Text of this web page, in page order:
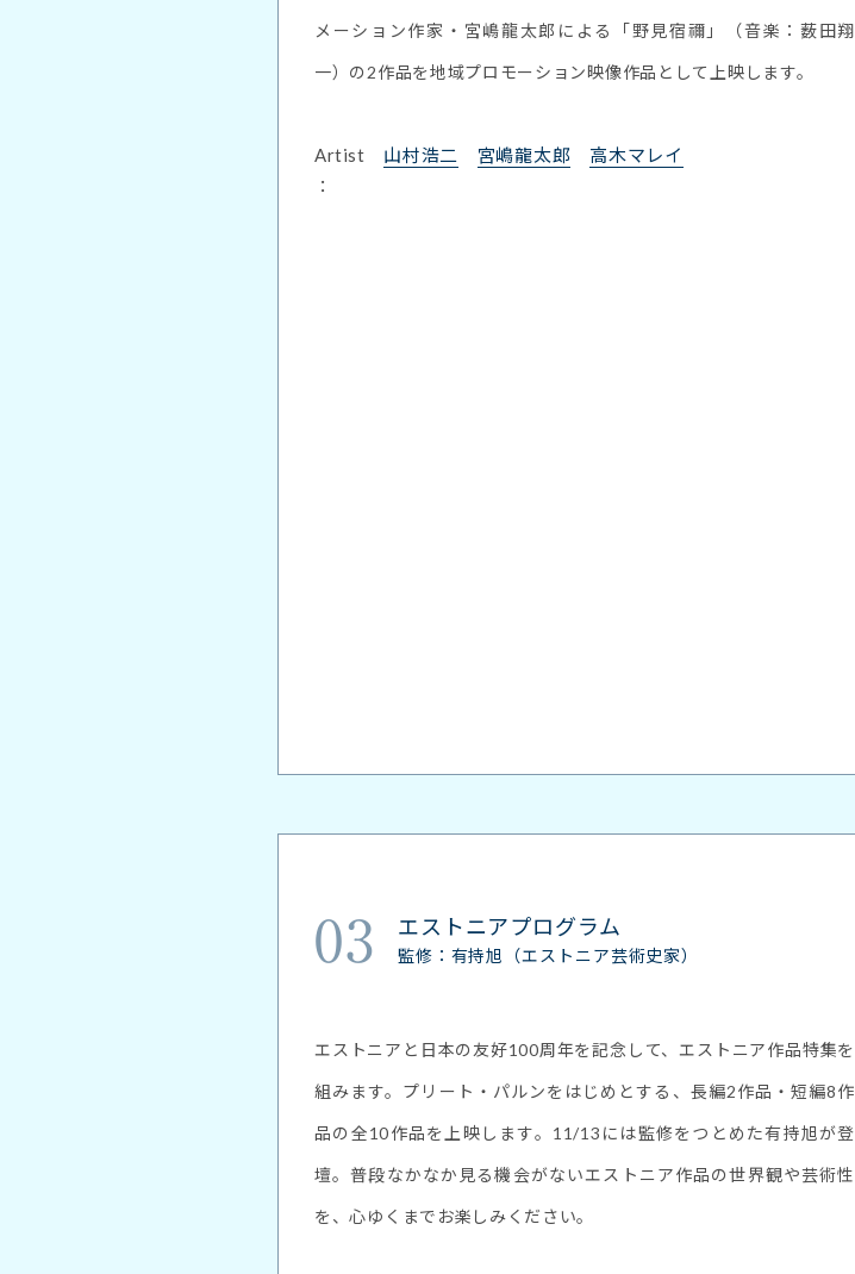
メーション作家・宮嶋龍太郎による「野見宿禰」（音楽：薮田翔
一）の2作品を地域プロモーション映像作品として上映します。
Artist
：
山村浩二 宮嶋龍太郎 高木マレイ
03 エストニアプログラム
監修：有持旭（エストニア芸術史家）
エストニアと日本の友好100周年を記念して、エストニア作品特集を
組みます。プリート・パルンをはじめとする、長編2作品・短編8作
品の全10作品を上映します。11/13には監修をつとめた有持旭が登
壇。普段なかなか見る機会がないエストニア作品の世界観や芸術性
を、心ゆくまでお楽しみください。